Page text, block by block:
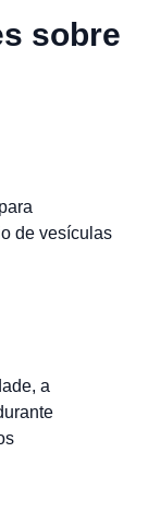
sobre
de vesículas
a